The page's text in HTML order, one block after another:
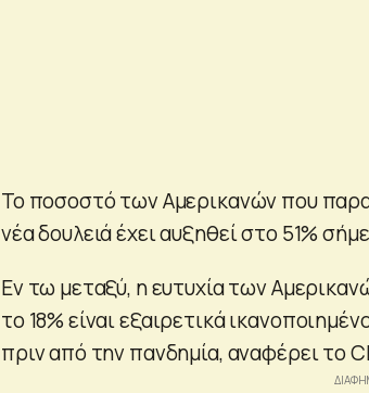
Το ποσοστό των Αμερικανών που
νέα δουλειά έχει αυξηθεί στο 51%
Εν τω μεταξύ, η ευτυχία των
το 18% είναι εξαιρετικά
πριν από την πανδημία, αναφέρει το